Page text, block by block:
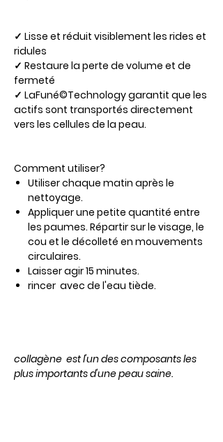
✓ Lisse et réduit visiblement les rides et
ridules
✓ Restaure la perte de volume et de
fermeté
✓ LaFuné©Technology garantit que les
actifs sont transportés directement
vers les cellules de la peau.
Comment utiliser?
Utiliser chaque matin après le
nettoyage.
Appliquer une petite quantité entre
les paumes. Répartir sur le visage, le
cou et le décolleté en mouvements
circulaires.
Laisser agir 15 minutes.
rincer avec de l'eau tiède.
collagène est l'un des composants les
plus importants d'une peau saine.